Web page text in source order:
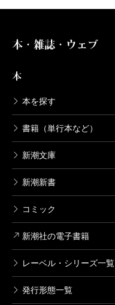
本・雑誌・ウェブ
本
本を探す
書籍（単行本など）
新潮文庫
新潮新書
コミック
新潮社の電子書籍
レーベル・シリーズ一覧
発行形態一覧